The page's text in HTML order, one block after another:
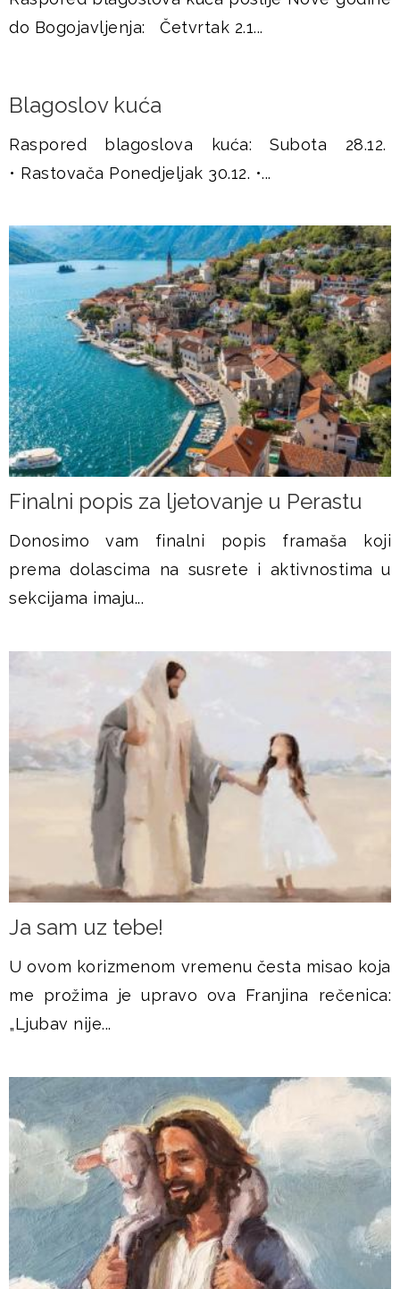
u
e
do Bogojavljenja: Četvrtak 2.1...
Blagoslov kuća
Raspored blagoslova kuća: Subota 28.12.
• Rastovača Ponedjeljak 30.12. •...
Finalni popis za ljetovanje u Perastu
Donosimo vam finalni popis framaša koji
prema dolascima na susrete i aktivnostima u
sekcijama imaju...
Ja sam uz tebe!
U ovom korizmenom vremenu česta misao koja
me prožima je upravo ova Franjina rečenica:
„Ljubav nije...